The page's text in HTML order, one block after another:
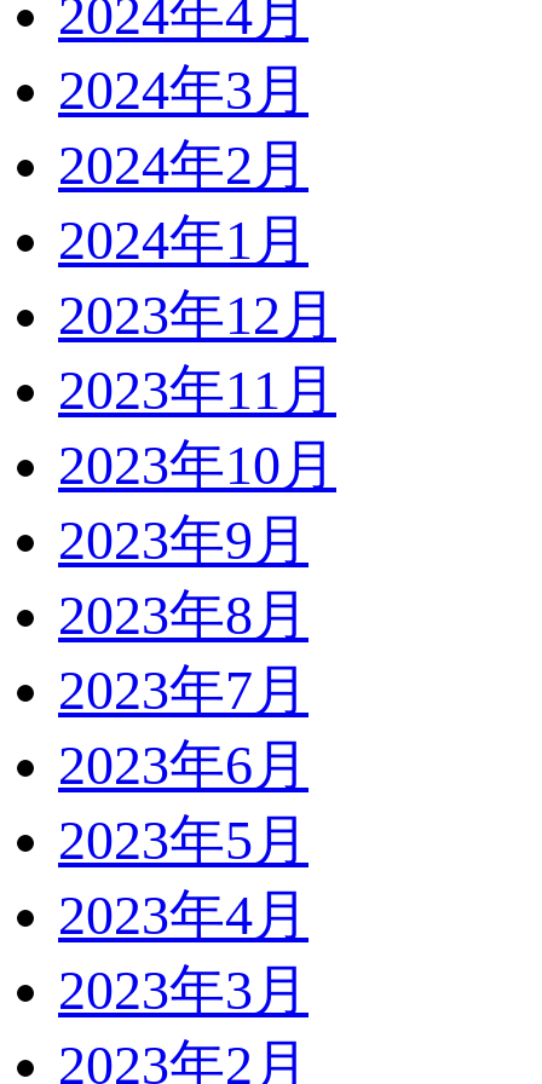
2024年4月
2024年3月
2024年2月
2024年1月
2023年12月
2023年11月
2023年10月
2023年9月
2023年8月
2023年7月
2023年6月
2023年5月
2023年4月
2023年3月
2023年2月